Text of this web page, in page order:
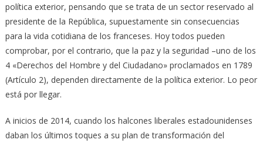
política exterior, pensando que se trata de un sector reservado al
presidente de la República, supuestamente sin consecuencias
para la vida cotidiana de los franceses. Hoy todos pueden
comprobar, por el contrario, que la paz y la seguridad –uno de los
4 «Derechos del Hombre y del Ciudadano» proclamados en 1789
(Artículo 2), dependen directamente de la política exterior. Lo peor
está por llegar.
A inicios de 2014, cuando los halcones liberales estadounidenses
daban los últimos toques a su plan de transformación del